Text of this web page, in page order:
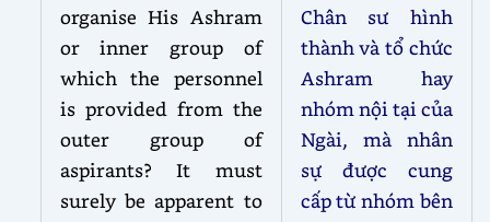
organise His Ashram
or inner group of
which the personnel
is provided from the
outer group of
aspirants? It must
surely be apparent to
Chân sư hình
thành và tổ chức
Ashram hay
nhóm nội tại của
Ngài, mà nhân
sự được cung
cấp từ nhóm bên